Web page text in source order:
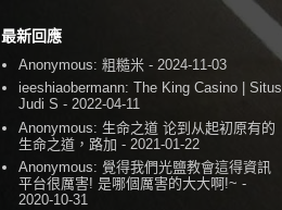
最新回應
Anonymous:粗糙米 - 2024-11-03
ieeshiaobermann:The King Casino | Situs
Judi S - 2022-04-11
Anonymous: 生命之道 论到从起初原有的
生命之道，路加 - 2021-01-22
Anonymous: 覺得我們光鹽教會這得資訊
平台很厲害! 是哪個厲害的大大啊!~ -
2020-10-31